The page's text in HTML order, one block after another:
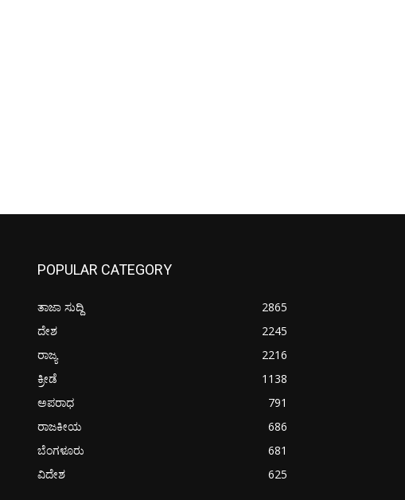
POPULAR CATEGORY
ತಾಜಾ ಸುದ್ದಿ
2865
ದೇಶ
2245
ರಾಜ್ಯ
2216
ಕ್ರೀಡೆ
1138
ಅಪರಾಧ
791
ರಾಜಕೀಯ
686
ಬೆಂಗಳೂರು
681
ವಿದೇಶ
625